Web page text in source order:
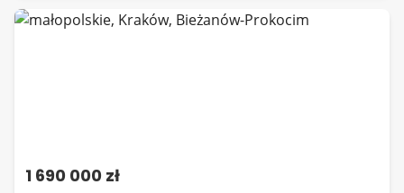
1 690 000 zł